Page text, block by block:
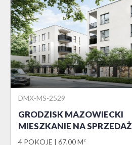
DMX-MS-2529
GRODZISK MAZOWIECKI
MIESZKANIE NA SPRZEDAŻ
4 POKOJE 67,00 M²